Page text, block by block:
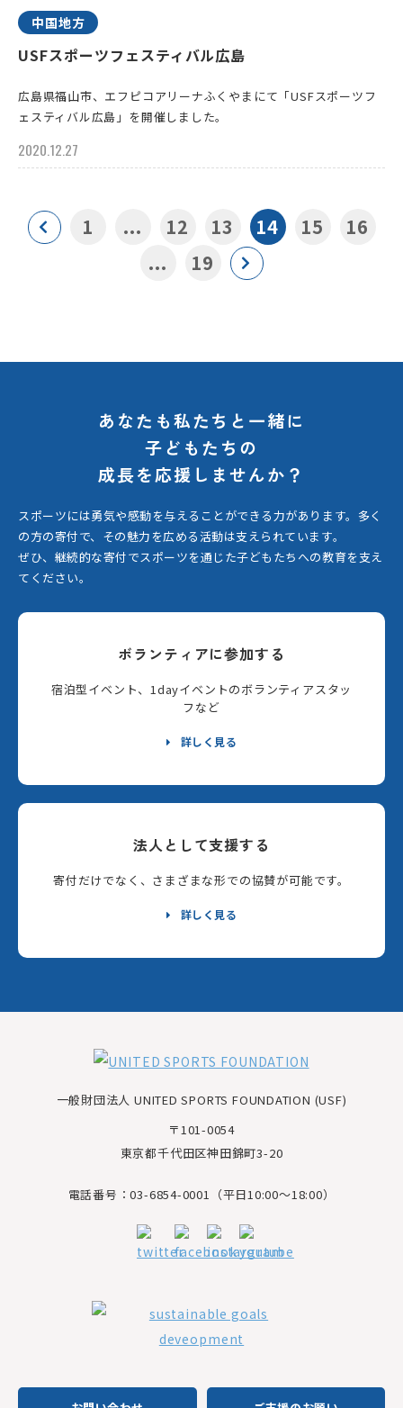
中国地方
USFスポーツフェスティバル広島
広島県福山市、エフピコアリーナふくやまにて「USFスポーツフ
ェスティバル広島」を開催しました。
2020.12.27
1 ... 12 13 14 15
16
...
19
あなたも私たちと一緒に
子どもたちの
成長を応援しませんか？
スポーツには勇気や感動を与えることができる力があります。 多く
の方の寄付で、その魅力を広める活動は支えられています。
ぜひ、継続的な寄付でスポーツを通じた子どもたちへの教育を支え
てください。
ボランティアに参加する
宿泊型イベント、1dayイベントのボランティアスタッ
フなど
詳しく見る
法人として支援する
寄付だけでなく、さまざまな形での協賛が可能です。
詳しく見る
一般財団法人 UNITED SPORTS FOUNDATION (USF)
〒101-0054
東京都千代田区神田錦町3-20
電話番号：03-6854-0001（平日10:00～18:00）